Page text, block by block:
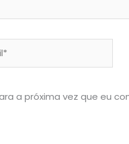
a próxima vez que eu